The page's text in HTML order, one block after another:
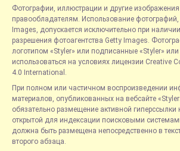
Фотографии, иллюстрации и другие
правообладателям. Использование
Images, допускается исключительно при
разрешения фотоагентства Getty Images.
логотипом «Styler» или подписанные «Styler»
использоваться на условиях лицензии Creative
4.0 International.
При полном или частичном воспроизведении
материалов, опубликованных на вебсайте
обязательно размещение активной гиперссылки
открытой для индексации поисковыми
должна быть размещена непосредственно в
второго абзаца.